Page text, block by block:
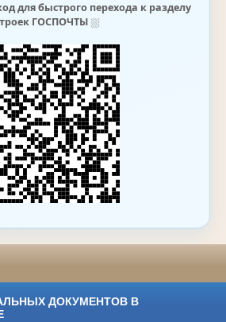
для быстрого перехода к разделу
ГОСПОЧТЫ⛆
ДОКУМЕНТОВ В